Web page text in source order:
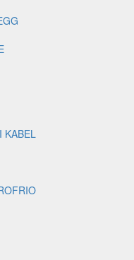
KABEL